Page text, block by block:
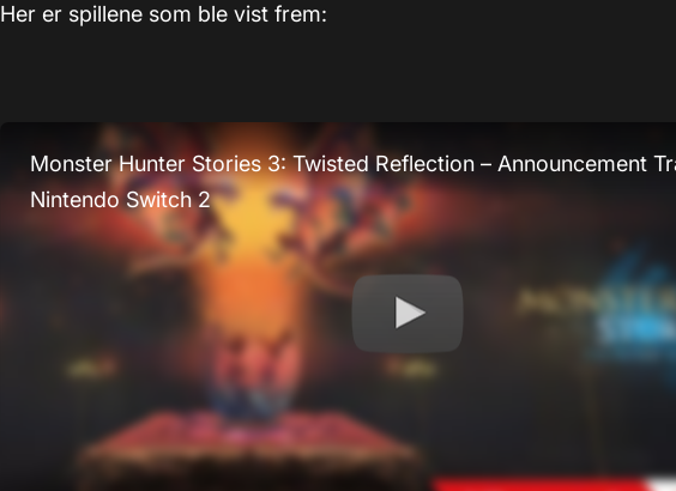
Her er spillene som ble vist frem:
Monster Hunter Stories 3: Twisted Reflection – Announcement
Nintendo Switch 2